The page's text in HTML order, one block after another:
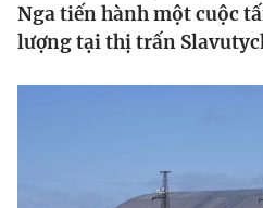
Thế giới đó đây
Câu chuyện quốc tế
Tài chính
Dữ liệu và đời sống
Nga tiến hành một cuộc
lượng tại thị trấn